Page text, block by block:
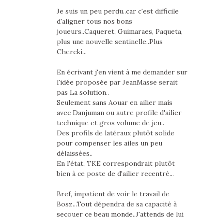
Je suis un peu perdu..car c'est difficile
d'aligner tous nos bons
joueurs..Caqueret, Guimaraes, Paqueta,
plus une nouvelle sentinelle..Plus
Chercki...
En écrivant j'en vient à me demander sur
l'idée proposée par JeanMasse serait
pas La solution..
Seulement sans Aouar en ailier mais
avec Danjuman ou autre profile d'ailier
technique et gros volume de jeu..
Des profils de latéraux plutôt solide
pour compenser les ailes un peu
délaissées..
En l'état, TKE correspondrait plutôt
bien à ce poste de d'ailier recentré...
Bref, impatient de voir le travail de
Bosz...Tout dépendra de sa capacité à
secouer ce beau monde..J'attends de lui